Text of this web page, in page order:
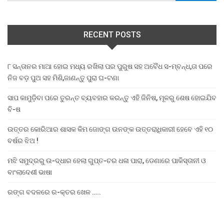
RECENT POSTS
୮ ସନ୍ତାନର ମାଆ ହୋଇ ମଧ୍ୟ ରଖିଲା ପର ପୁରୁଷ ସହ ଅବୈଧ ସ-ମ୍ବନ୍ଧ,ତା ପରେ
ନିଜ ବଡ଼ ପୁଅ ସହ ମିଶି,ଜାଣନ୍ତୁ ପୁରା ଘ-ଟଣା
ସାପ କାମୁଡ଼ିବା ପରେ ତୁରନ୍ତ ବ୍ୟବହାର କରନ୍ତୁ ଏହି ଜିନିଷ, ମୂଳରୁ ଶେଷ ହୋଇଯିବ
ବି-ଷ
ଉତ୍ତର କୋରିଆର ଶାସକ କିମ ଜୋଙ୍ଗ ଉନଙ୍କ ଉତ୍ତରାଧିକାରୀ ହେବେ ଏହି ୧୦
ବର୍ଷର ଝିଅ !
ମଝି ସମୁଦ୍ରରୁ ଉ-ଦ୍ଧାର ହେଲା ଗୁପ୍ତ-ଚର ଧଳା ପାରା, ଡେଣାରେ ପାକିସ୍ତାନୀ ଓ
ବାଂଲାଦେଶୀ ଭାଷା
ରଙ୍ଗ ବଦଳରେ ର-କ୍ତର ଖେଳ …..